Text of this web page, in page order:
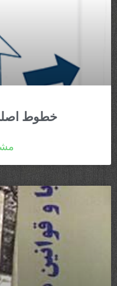
خطوط